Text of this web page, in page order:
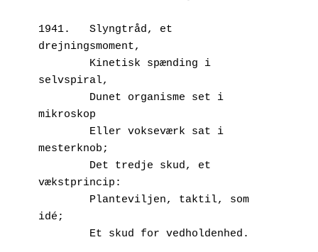
1941.	Slyngtråd, et
drejningsmoment,
selvspiral,
mikroskop
mesterknob;
vækstprincip:
idé;
        Et skud for vedholdenhed.